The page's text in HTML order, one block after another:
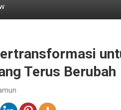
Terus Berubah